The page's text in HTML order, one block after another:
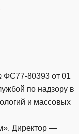
ФС77-80393 от 01
по надзору в
и массовых
Директор —